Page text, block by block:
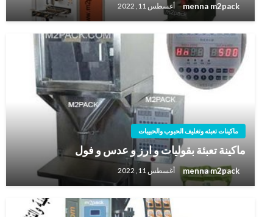
menna m2pack أغسطس 11, 2022
ماكينات تعبئه وتغليف الحبوب والحبيبات
ماكينة تعبئة بقوليات و ارز و عدس و فول
menna m2pack أغسطس 11, 2022